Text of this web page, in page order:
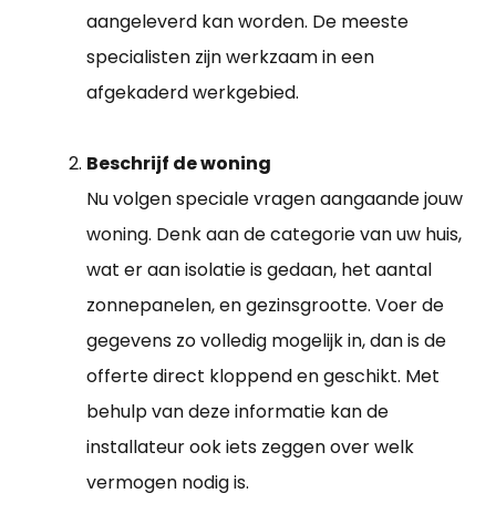
aangeleverd kan worden. De meeste
specialisten zijn werkzaam in een
afgekaderd werkgebied.
Beschrijf de woning
Nu volgen speciale vragen aangaande jouw
woning. Denk aan de categorie van uw huis,
wat er aan isolatie is gedaan, het aantal
zonnepanelen, en gezinsgrootte. Voer de
gegevens zo volledig mogelijk in, dan is de
offerte direct kloppend en geschikt. Met
behulp van deze informatie kan de
installateur ook iets zeggen over welk
vermogen nodig is.